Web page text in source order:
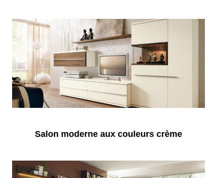
Salon moderne aux couleurs crème